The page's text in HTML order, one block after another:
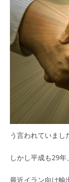
う言われていまし
しかし平成も29年
最近イラン向け輸